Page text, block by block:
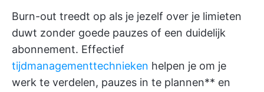
Burn-out treedt op als je jezelf over je limieten
duwt zonder goede pauzes of een duidelijk
abonnement. Effectief
tijdmanagementtechnieken helpen je om je
werk te verdelen, pauzes in te plannen** en